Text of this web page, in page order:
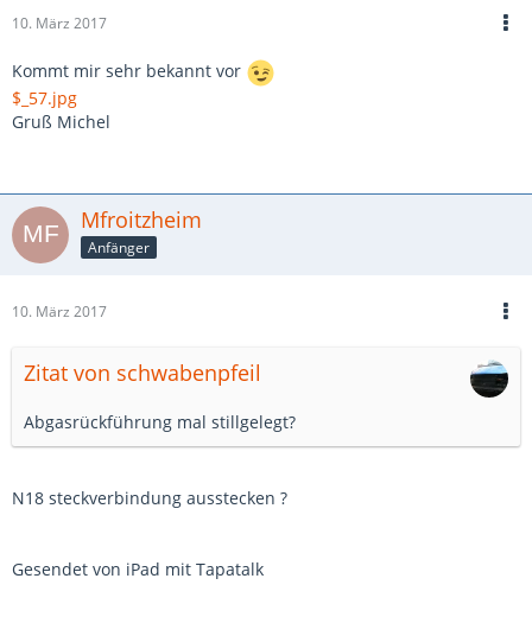
10. März 2017
Kommt mir sehr bekannt vor
$_57.jpg
Gruß Michel
Mfroitzheim
Anfänger
10. März 2017
Zitat von schwabenpfeil
Abgasrückführung mal stillgelegt?
N18 steckverbindung ausstecken ?
Gesendet von iPad mit Tapatalk